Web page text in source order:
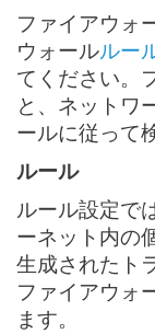
ファイアウォ
ウォールルー
てください。
と、ネットワ
ールに従って
ルール
ルール設定で
ーネット内の
生成されたト
ファイアウォ
ます。